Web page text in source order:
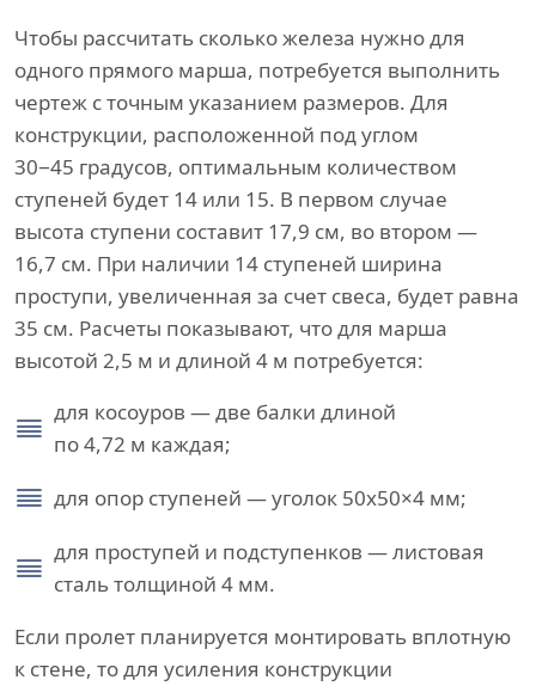
Чтобы рассчитать сколько железа нужно для
одного прямого марша, потребуется выполнить
чертеж с точным указанием размеров. Для
конструкции, расположенной под углом
30−45 градусов, оптимальным количеством
ступеней будет 14 или 15. В первом случае
высота ступени составит 17,9 см, во втором —
16,7 см. При наличии 14 ступеней ширина
проступи, увеличенная за счет свеса, будет равна
35 см. Расчеты показывают, что для марша
высотой 2,5 м и длиной 4 м потребуется:
для косоуров — две балки длиной
по 4,72 м каждая;
для опор ступеней — уголок 50х50×4 мм;
для проступей и подступенков — листовая
сталь толщиной 4 мм.
Если пролет планируется монтировать вплотную
к стене, то для усиления конструкции